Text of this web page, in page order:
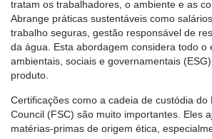
tratam os trabalhadores, o ambiente e as
Abrange práticas sustentáveis ​​como
trabalho seguras, gestão responsável de
da água. Esta abordagem considera todo o
ambientais, sociais e governamentais
produto.
Certificações como a cadeia de custódia do
Council (FSC) são muito importantes. Eles
matérias-primas de origem ética,